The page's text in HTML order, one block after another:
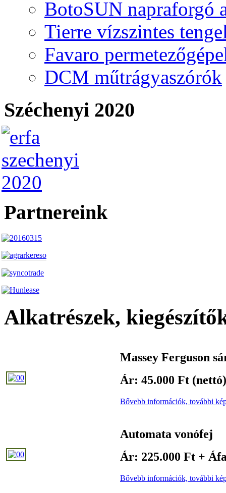
BotoSUN napraforgó
Tierre vízszintes
Favaro
DCM műtrágyaszórók
Széchenyi 2020
Partnereink
Alkatrészek,
Massey Ferguson
Ár: 45.000 Ft (nettó)
Bővebb információk, további
Automata vonófej
Ár: 225.000 Ft +
Bővebb információk, további